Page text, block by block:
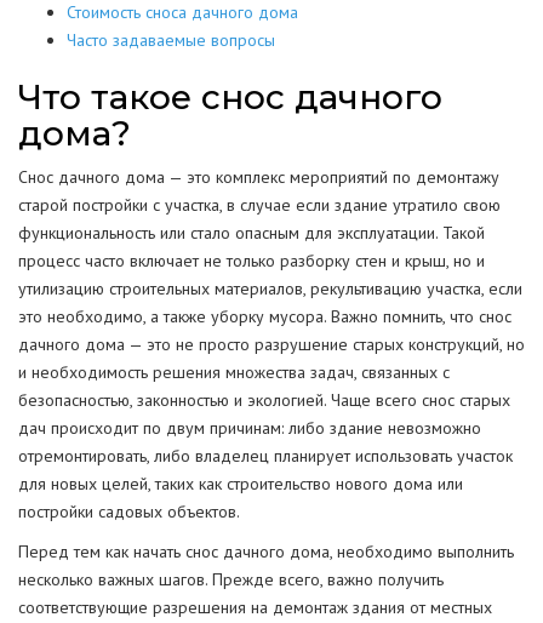
Стоимость сноса дачного дома
Часто задаваемые вопросы
Что такое снос дачного
дома?
Снос дачного дома — это комплекс мероприятий по демонтажу
старой постройки с участка, в случае если здание утратило свою
функциональность или стало опасным для эксплуатации. Такой
процесс часто включает не только разборку стен и крыш, но и
утилизацию строительных материалов, рекультивацию участка, если
это необходимо, а также уборку мусора. Важно помнить, что снос
дачного дома — это не просто разрушение старых конструкций, но
и необходимость решения множества задач, связанных с
безопасностью, законностью и экологией. Чаще всего снос старых
дач происходит по двум причинам: либо здание невозможно
отремонтировать, либо владелец планирует использовать участок
для новых целей, таких как строительство нового дома или
постройки садовых объектов.
Перед тем как начать снос дачного дома, необходимо выполнить
несколько важных шагов. Прежде всего, важно получить
соответствующие разрешения на демонтаж здания от местных